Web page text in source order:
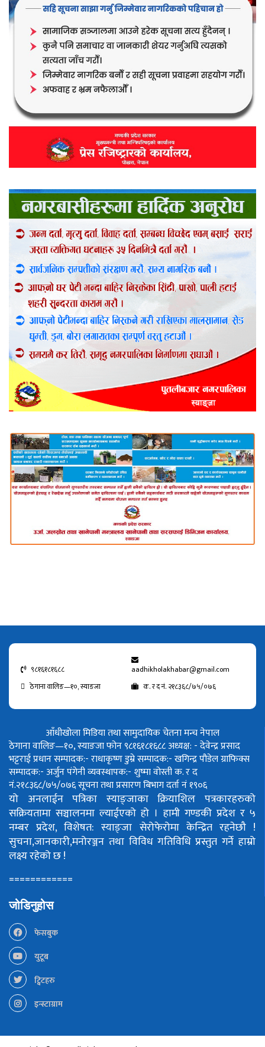
९८१६१८१६८८
aadhikholakhabar@gmail.com
ठेगाना वालिङ—१०, स्याङजा
क. र द नं. २१८३६८/७५/०७६
आँधीखोला मिडिया तथा सामुदायिक चेतना मन्च नेपाल
ठेगाना वालिङ—१०, स्याङजा फोन ९८१६१८१६८८अध्यक्ष: - देवेन्द्र प्रसाद
भट्टराईप्रधान सम्पादक:- राधाकृष्ण डुम्रेसम्पादक:- खगिन्द्र पौडेलग्राफिक्स
सम्पादक:- अर्जुन पंगेनीव्यवस्थापक:- शुष्मा वोस्तीक. र द
नं.२१८३६८/७५/०७६सूचना तथा प्रसारण बिभाग दर्ता नं १९०६
यो अनलाईन पत्रिका स्याङ्जाका क्रियाशिल पत्रकारहरुको
सक्रियतामा सञ्चालनमा ल्याईएको हो । हामी गण्डकी प्रदेश र ५
नम्बर प्रदेश, विशेषत: स्याङ्जा सेरोफेरोमा केन्द्रित रहनेछौ !
सुचना,जानकारी,मनोरञ्जन तथा विविध गतिविधि प्रस्तुत गर्ने हाम्रो
लक्ष्य रहेको छ !
============
जोडिनुहोस
फेसबुक
युटूब
ट्विटहरु
इन्स्टाग्राम